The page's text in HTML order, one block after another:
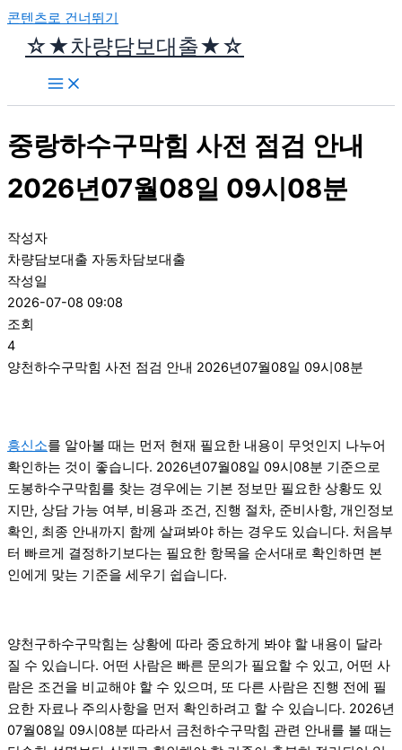
콘텐츠로 건너뛰기
☆★차량담보대출★☆
중랑하수구막힘 사전 점검 안내
2026년07월08일 09시08분
작성자
차량담보대출 자동차담보대출
작성일
2026-07-08 09:08
조회
4
양천하수구막힘 사전 점검 안내 2026년07월08일 09시08분
흥신소를 알아볼 때는 먼저 현재 필요한 내용이 무엇인지 나누어
확인하는 것이 좋습니다. 2026년07월08일 09시08분 기준으로
도봉하수구막힘를 찾는 경우에는 기본 정보만 필요한 상황도 있
지만, 상담 가능 여부, 비용과 조건, 진행 절차, 준비사항, 개인정보
확인, 최종 안내까지 함께 살펴봐야 하는 경우도 있습니다. 처음부
터 빠르게 결정하기보다는 필요한 항목을 순서대로 확인하면 본
인에게 맞는 기준을 세우기 쉽습니다.
양천구하수구막힘는 상황에 따라 중요하게 봐야 할 내용이 달라
질 수 있습니다. 어떤 사람은 빠른 문의가 필요할 수 있고, 어떤 사
람은 조건을 비교해야 할 수 있으며, 또 다른 사람은 진행 전에 필
요한 자료나 주의사항을 먼저 확인하려고 할 수 있습니다. 2026년
07월08일 09시08분 따라서 금천하수구막힘 관련 안내를 볼 때는